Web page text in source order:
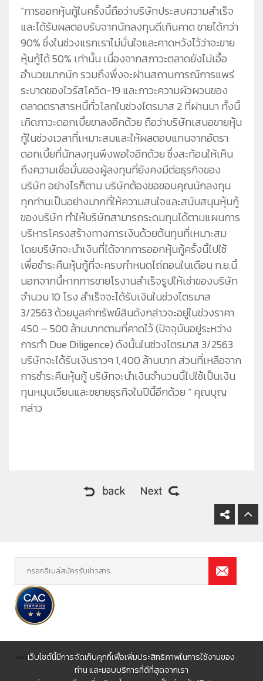
“การออกหุ้นกู้ในครั้งนี้ถือว่าบริษัทประสบความสำเร็จ
และได้รับผลตอบรับจากนักลงทุนดีเกินคาด ขายได้กว่า
90% ซึ่งในช่วงแรกเราไม่มั่นใจและคาดหวังไว้ว่าจะขาย
หุ้นกู้ได้ 50% เท่านั้น เนื่องจากสภาวะตลาดยังไม่เอื้อ
อำนวยมากนัก รวมถึงพึ่งจะผ่านสถานการณ์การแพร่
ระบาดของไวรัสโควิด-19 และภาวะความผัวผวนของ
ตลาดตราสารหนี้ทั่วโลกในช่วงไตรมาส 2 ที่ผ่านมา ทั้งนี้
เกิดภาวะดอกเบี้ยขาลงอีกด้วย ถือว่าบริษัทเสนอขายหุ้น
กู้ในช่วงเวลาที่เหมาะสมและให้ผลตอบแทนจากอัตรา
ดอกเบี้ยที่นักลงทุนพึงพอใจอีกด้วย ซึ่งสะท้อนให้เห็น
ถึงความเชื่อมั่นของผู้ลงทุนที่ยังคงมีต่อธุรกิจของ
บริษัท อย่างไรก็ตาม บริษัทต้องขอขอบคุณนักลงทุน
ทุกท่านเป็นอย่างมากที่ให้ความสนใจและสนับสนุนหุ้นกู้
ของบริษัท ทำให้บริษัทสามารถระดมทุนได้ตามแผนการ
บริหารโครงสร้างทางการเงินด้วยต้นทุนที่เหมาะสม
โดยบริษัทจะนำเงินที่ได้จากการออกหุ้นกู้ครั้งนี้ไปใช้
เพื่อชำระคืนหุ้นกู้ที่จะครบกำหนดไถ่ถอนในเดือน ก.ย.นี้
นอกจากนี้หากการขายโรงานสำเร็จรูปให้เช่าของบริษัท
จำนวน 10 โรง สำเร็จจะได้รับเงินในช่วงไตรมาส
3/2563 ด้วยมูลค่าทรัพย์สินดังกล่าวจะอยู่ในช่วงราคา
450 – 500 ล้านบาทตามที่คาดไว้ (ปัจจุบันอยู่ระหว่าง
การทำ Due Diligence) ดังนั้นในช่วงไตรมาส 3/2563
บริษัทจะได้รับเงินราวๆ 1,400 ล้านบาท ส่วนที่เหลือจาก
การชำระคืนหุ้นกู้ บริษัทจะนำเงินจำนวนนี้ไปใช้เป็นเงิน
ทุนหมุนเวียนและขยายธุรกิจในปีนี้อีกด้วย ” คุณบุญ
กล่าว
สงวนลิขสิทธิ์ 2560 บริษัท ชีวาทัย จำกัด (มหาชน)
เว็บไซต์นี้มีการจัดเก็บคุกกี้เพื่อเพิ่มประสิทธิภาพในการใช้งานของ
ท่าน และมอบบริการที่ดีที่สุดจากเรา